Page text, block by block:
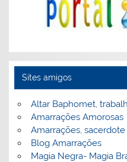
Sites amigos
Altar Baphomet,
Amarrações Amorosas
Amarrações,
Blog Amarrações
Magia Negra- Magia